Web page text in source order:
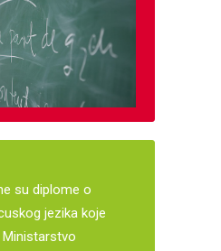
su diplome o
jezika koje